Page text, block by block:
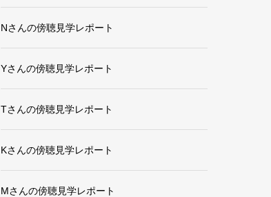
Nさんの傍聴見学レポート
Yさんの傍聴見学レポート
Tさんの傍聴見学レポート
Kさんの傍聴見学レポート
Mさんの傍聴見学レポート